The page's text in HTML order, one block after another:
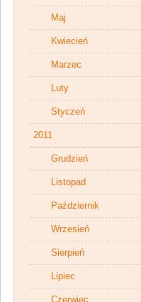
Maj
Kwiecień
Marzec
Luty
Styczeń
2011
Grudzień
Listopad
Październik
Wrzesień
Sierpień
Lipiec
Czerwiec